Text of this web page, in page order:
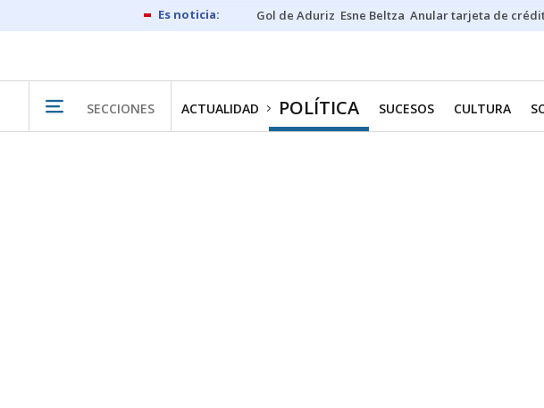
Gol de Aduriz Esne Beltza Anular tarjeta de
SECCIONES ACTUALIDAD POLÍTICA SUCESOS CULTURA